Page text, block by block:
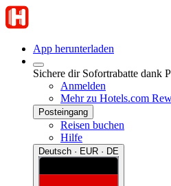
App herunterladen
Sichere dir Sofortrabatte dank
Anmelden
Mehr zu Hotels.com
Posteingang
Reisen buchen
Hilfe
Deutsch · EUR · DE